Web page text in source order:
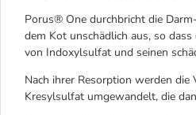
Porus® One durchbricht die
dem Kot unschädlich aus, so
von Indoxylsulfat und seinen
Nach ihrer Resorption werden
Kresylsulfat umgewandelt, die